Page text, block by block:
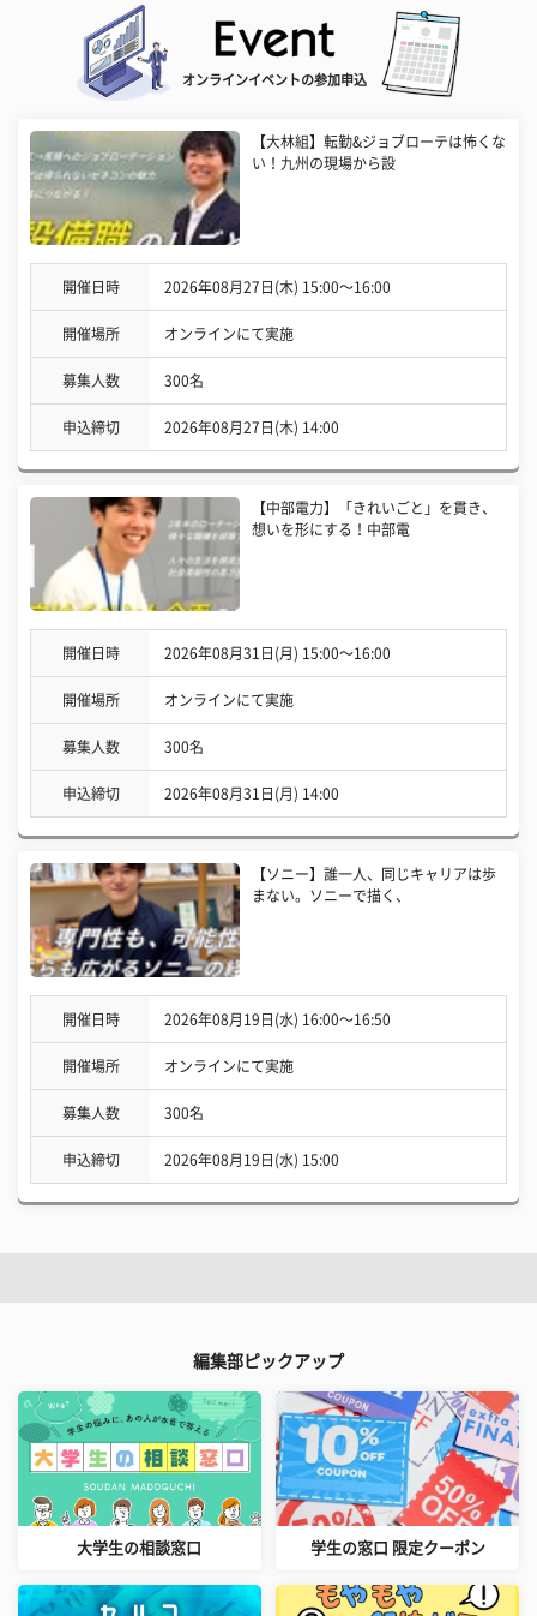
オンラインイベントの参加申込
【大林組】転勤&ジョブローテは怖くな
い！九州の現場から設
開催日時 2026年08月27日(木) 15:00〜16:00
開催場所 オンラインにて実施
募集人数 300名
申込締切 2026年08月27日(木) 14:00
【中部電力】「きれいごと」を貫き、
想いを形にする！中部電
開催日時 2026年08月31日(月) 15:00〜16:00
開催場所 オンラインにて実施
募集人数 300名
申込締切 2026年08月31日(月) 14:00
【ソニー】誰一人、同じキャリアは歩
まない。ソニーで描く、
開催日時 2026年08月19日(水) 16:00〜16:50
開催場所 オンラインにて実施
募集人数 300名
申込締切 2026年08月19日(水) 15:00
編集部ピックアップ
大学生の相談窓口 学生の窓口 限定クーポン